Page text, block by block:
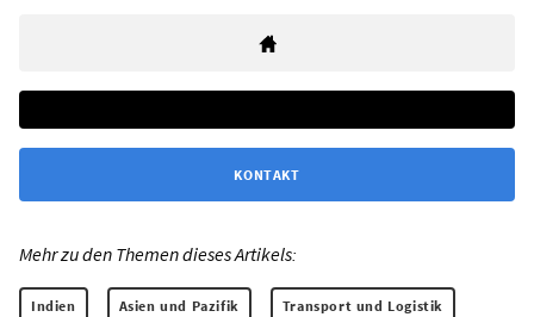
KONTAKT
Mehr zu den Themen dieses Artikels:
Indien Asien und Pazifik Transport und Logistik